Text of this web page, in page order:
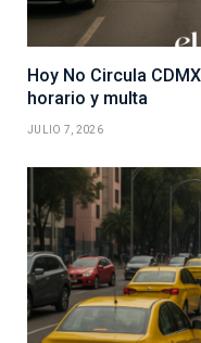
Hoy No Circula
horario y multa
JULIO 7, 2026